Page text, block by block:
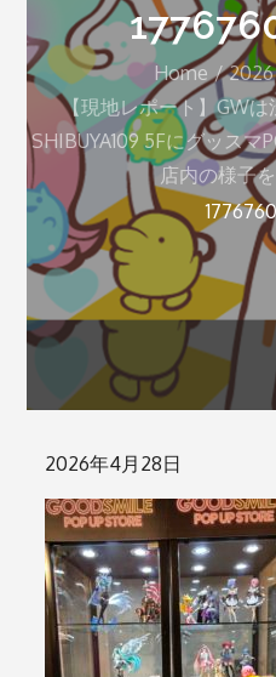
Home 2026
【現地レポート】GWは
SHIBUYA109 5Fにグッスマ
店内の様子
Posted
on
2026年4月28日